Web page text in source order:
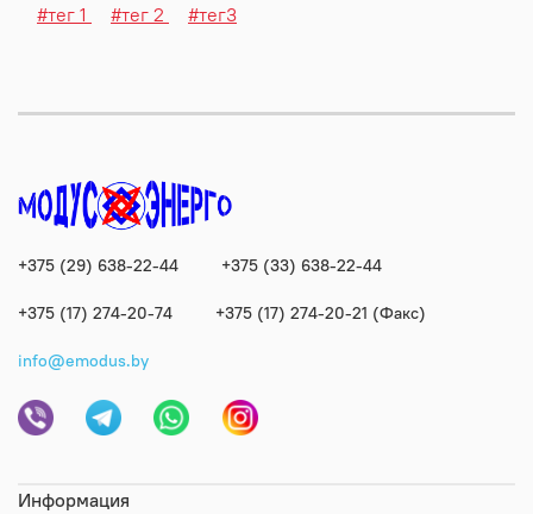
#тег 1 #тег 2 #тег3
Информация
+375 (29) 638-22-44 +375 (33) 638-22-44
+375 (17) 274-20-74 +375 (17) 274-20-21 (Факс)
info@emodus.by